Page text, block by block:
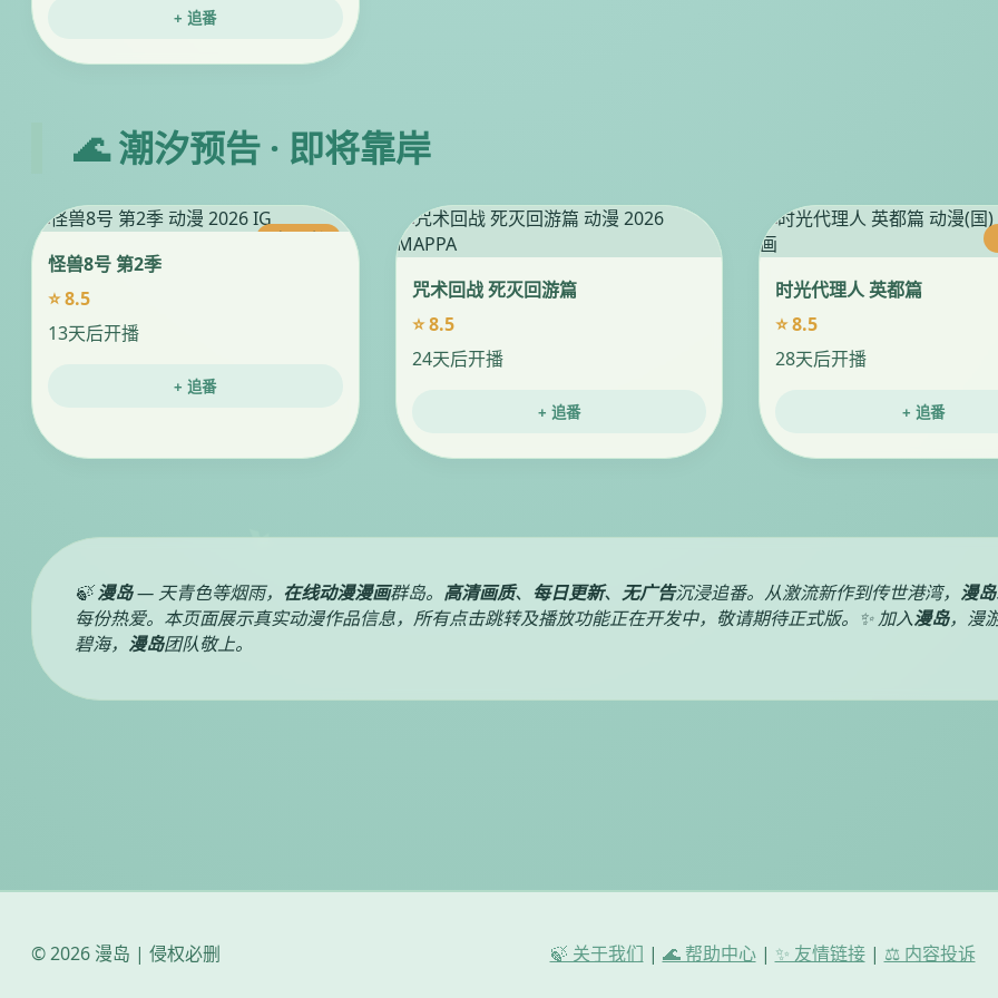
+ 追番
🌊 潮汐预告 · 即将靠岸
怪兽8号 第2季
⭐ 8.5
13天后开播
+ 追番
咒术回战 死灭回游篇
⭐ 8.5
24天后开播
+ 追番
时光代理人 英都篇
⭐ 8.5
28天后开播
+ 追番
🍃漫岛— 天青色等烟雨， 在线动漫漫画群岛。 高清画质、 每日更新、 无广告沉浸追番。从激流新作到传世港湾， 漫岛
每份热爱。本页面展示真实动漫作品信息，所有点击跳转及播放功能正在开发中，敬请期待正式版。✨ 加入漫岛，漫
碧海， 漫岛团队敬上。
© 2026 漫岛 | 侵权必删 🍃 关于我们 | 🌊 帮助中心| ✨ 友情链接| ⚖️ 内容投诉